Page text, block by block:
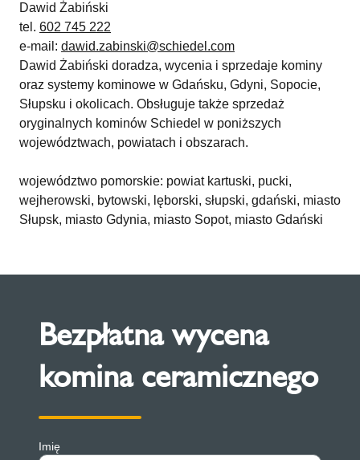
Dawid Żabiński
tel. 602 745 222
e-mail: dawid.zabinski@schiedel.com
Dawid Żabiński doradza, wycenia i sprzedaje kominy
oraz systemy kominowe w Gdańsku, Gdyni, Sopocie,
Słupsku i okolicach. Obsługuje także sprzedaż
oryginalnych kominów Schiedel w poniższych
województwach, powiatach i obszarach.
województwo pomorskie: powiat kartuski, pucki,
wejherowski, bytowski, lęborski, słupski, gdański, miasto
Słupsk, miasto Gdynia, miasto Sopot, miasto Gdański
Bezpłatna wycena
komina ceramicznego
Imię